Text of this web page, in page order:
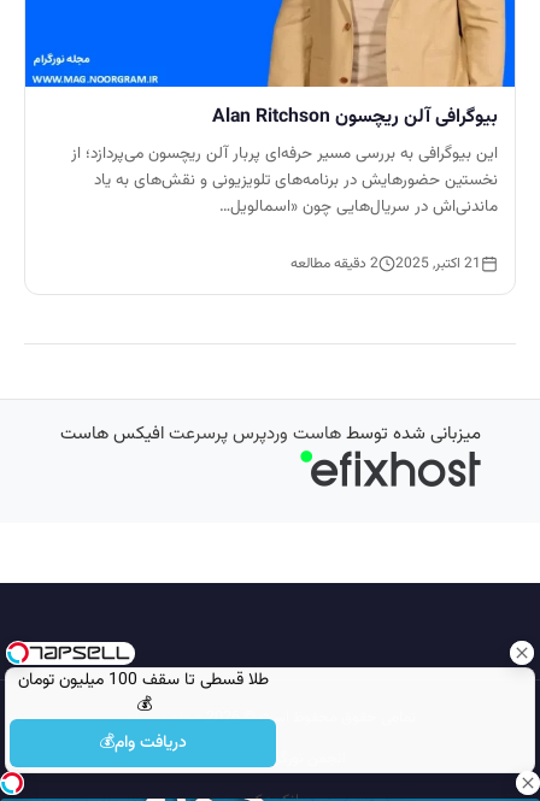
طلا قسطی تا سقف 100 میلیون تومان
💰
دریافت وام💰
بیوگرافی آلن ریچسون Alan Ritchson
این بیوگرافی به بررسی مسیر حرفه‌ای پربار آلن ریچسون می‌پردازد؛ از
نخستین حضورهایش در برنامه‌های تلویزیونی و نقش‌های به یاد
ماندنی‌اش در سریال‌هایی چون «اسمالویل…
21 اکتبر, 2025 2 دقیقه مطالعه
میزبانی شده توسطهاست وردپرس پرسرعتافیکس هاست
تمامی حقوق محفوظ است © 2026
مجله نورگرام
انجمن نورگرام